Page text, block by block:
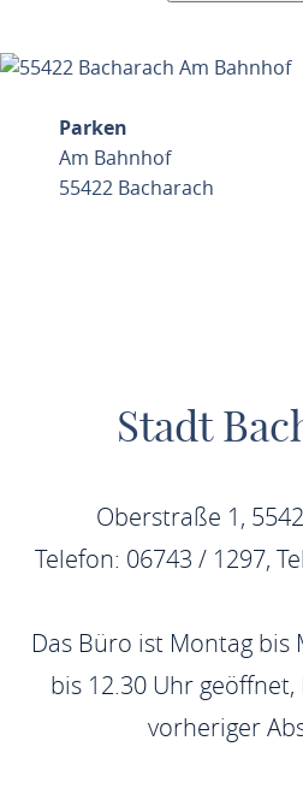
Parken
Am Bahnhof
55422 Bacharach
Stadt
Oberstraße 1,
Telefon: 06743 / 1297,
Das Büro ist Montag bis
bis 12.30 Uhr
vorheriger